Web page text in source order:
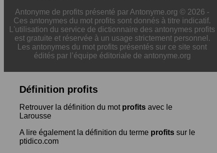
Antonyme de profits présenté par Antonyme.org © 2026 -
Ces antonymes du mot profits sont donnés à titre indicatif.
L'utilisation du service de dictionnaire des antonymes profits
est gratuite et réservée à un usage strictement personnel.
Les antonymes du mot profits présentés sur ce site sont
édités par l’équipe éditoriale de antonyme.org
Définition profits
Retrouver la définition du mot profits avec le
Larousse
A lire également la définition du terme profits sur le
ptidico.com